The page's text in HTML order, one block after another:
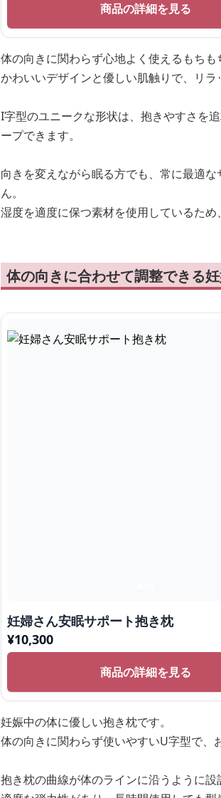
商品の詳細を見る
体の向きに関わらず心地よく使えるもちも
かわいいデザインと優しい肌触りで、リラ
I字型のユニークな形状は、抱きやすさを
ープできます。
向きを変えながら眠る方でも、常に最適
ん。
湿度を適度に保つ素材を使用しているため
体の向きに合わせて調整できる
妊婦さん安眠サポート抱き枕
¥10,300
商品の詳細を見る
妊娠中の体に優しい抱き枕です。
体の向きに関わらず使いやすいU字型で、
抱き枕の曲線が体のラインに沿うように